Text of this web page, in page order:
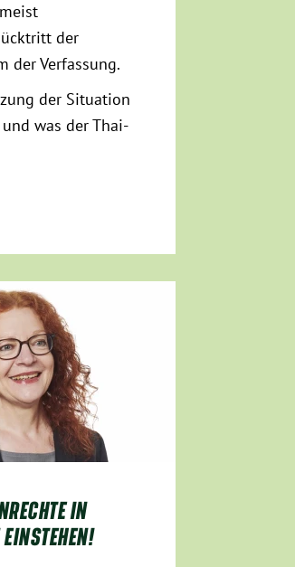
der
der Verfassung.
der Situation
was der Thai-
IN